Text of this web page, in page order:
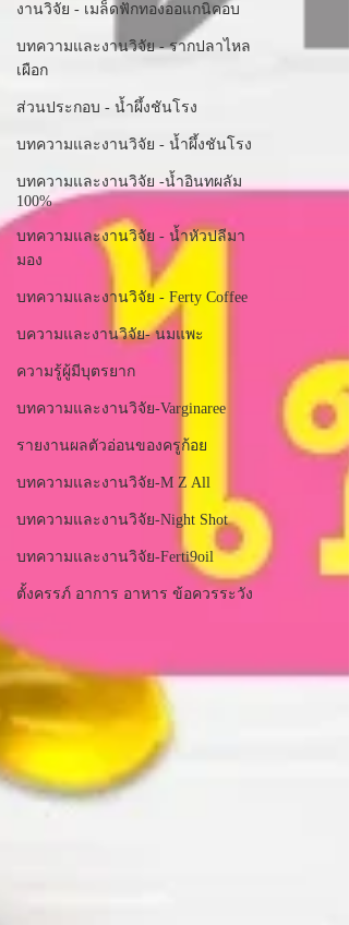
งานวิจัย - เมล็ดฟักทองออแกนิคอบ
บทความและงานวิจัย - รากปลาไหล
เผือก
ส่วนประกอบ - น้ำผึ้งชันโรง
บทความและงานวิจัย - น้ำผึ้งชันโรง
บทความและงานวิจัย -น้ำอินทผลัม
100%
บทความและงานวิจัย - น้ำหัวปลีมา
มอง
บทความและงานวิจัย - Ferty Coffee
บความและงานวิจัย- นมแพะ
ความรู้ผู้มีบุตรยาก
บทความและงานวิจัย-Varginaree
รายงานผลตัวอ่อนของครูก้อย
บทความและงานวิจัย-M Z All
บทความและงานวิจัย-Night Shot
บทความและงานวิจัย-Ferti9oil
ตั้งครรภ์ อาการ อาหาร ข้อควรระวัง